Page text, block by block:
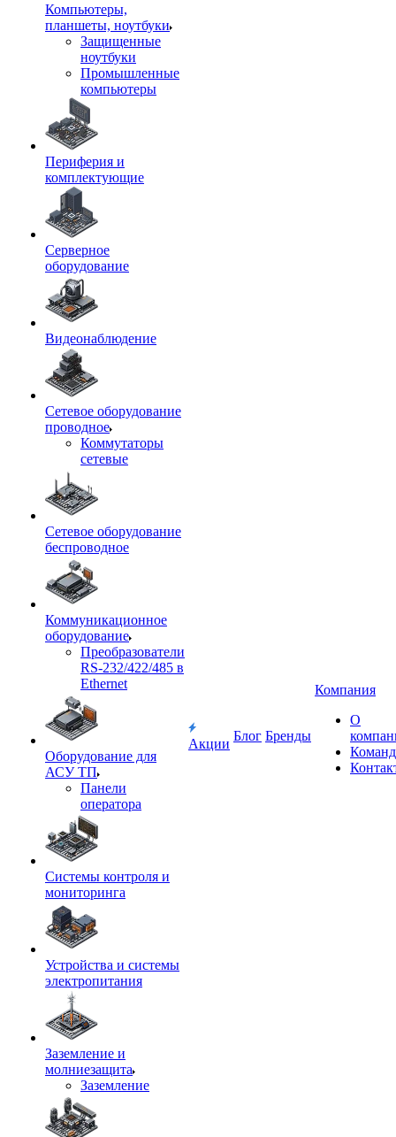
Компьютеры,
планшеты, ноутбуки
Защищенные
ноутбуки
Промышленные
компьютеры
Периферия и
комплектующие
Серверное
оборудование
Видеонаблюдение
Сетевое оборудование
проводное
Коммутаторы
сетевые
Сетевое оборудование
беспроводное
Коммуникационное
оборудование
Преобразователи
RS-232/422/485 в
Ethernet
Оборудование для
АСУ ТП
Панели
оператора
Системы контроля и
мониторинга
Устройства и системы
электропитания
Заземление и
молниезащита
Заземление
Акции
Блог Бренды
Компания
О